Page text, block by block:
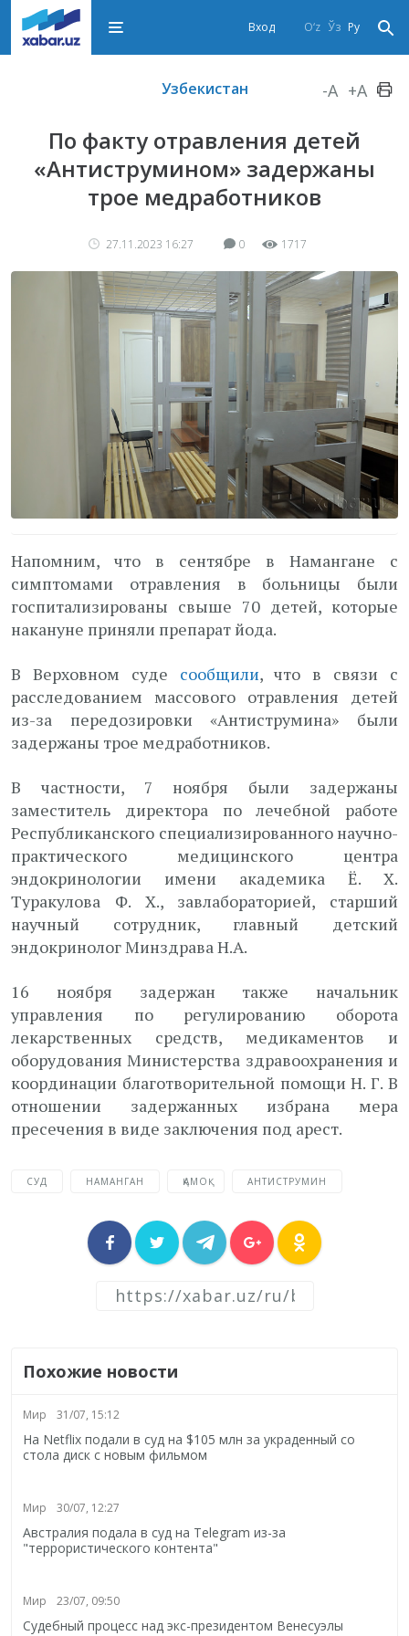
O‘z Ўз Ру
Вход
Узбекистан -A +A
По факту отравления детей
«Антиструмином» задержаны
трое медработников
27.11.2023 16:27 0 1717
Напомним, что в сентябре в Намангане с
симптомами отравления в больницы были
госпитализированы свыше 70 детей, которые
накануне приняли препарат йода.
В Верховном суде сообщили, что в связи с
расследованием массового отравления детей
из-за передозировки «Антиструмина» были
задержаны трое медработников.
В частности, 7 ноября были задержаны
заместитель директора по лечебной работе
Республиканского специализированного научно-
практического медицинского центра
эндокринологии имени академика Ё. Х.
Туракулова Ф. Х., завлабораторией, старший
научный сотрудник, главный детский
эндокринолог Минздрава Н.А.
16 ноября задержан также начальник
управления по регулированию оборота
лекарственных средств, медикаментов и
оборудования Министерства здравоохранения и
координации благотворительной помощи Н. Г. В
отношении задержанных избрана мера
пресечения в виде заключения под арест.
СУД НАМАНГАН ҚАМОҚ АНТИСТРУМИН
Похожие новости
Мир 31/07, 15:12
На Netflix подали в суд на $105 млн за украденный со
стола диск с новым фильмом
Мир 30/07, 12:27
Австралия подала в суд на Telegram из-за
"террористического контента"
Мир 23/07, 09:50
Судебный процесс над экс-президентом Венесуэлы